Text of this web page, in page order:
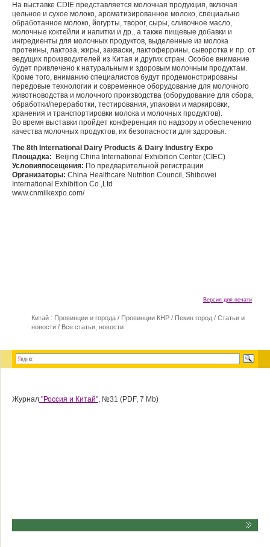
На выставке CDIE представляется молочная продукция, включая
цельное и сухое молоко, ароматизированное молоко, специально
обработанное молоко, йогурты, творог, сыры, сливочное масло,
молочные коктейли и напитки и др., а также пищевые добавки и
ингредиенты для молочных продуктов, выделенные из молока
протеины, лактоза, жиры, закваски, лактоферрины, сыворотка и пр. от
ведущих производителей из Китая и других стран. Особое внимание
будет привлечено к натуральным и здоровым молочным продуктам.
Кроме того, вниманию специалистов будут продемонстрированы
передовые технологии и современное оборудование для молочного
животноводства и молочного производства (оборудование для сбора,
обработки/переработки, тестирования, упаковки и маркировки,
хранения и транспортировки молока и молочных продуктов).
Во время выставки пройдет конференция по надзору и обеспечению
качества молочных продуктов, их безопасности для здоровья.
The 8th International Dairy Products & Dairy Industry Expo
Площадка: Beijing China International Exhibition Center (CIEC)
Условияпосещения: По предварительной регистрации
Организаторы: China Healthcare Nutrition Council, Shibowei
International Exhibition Co.,Ltd
www.cnmilkexpo.com/
Версия для печати
Китай : Провинции и города / Провинции КНР / Пекин город / Статьи и
новости / Все статьи, новости
Журнал "Россия и Китай", №31 (PDF, 7 Mb)